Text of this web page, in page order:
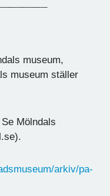
museum,
museum ställer
Mölndals
arkiv/pa-